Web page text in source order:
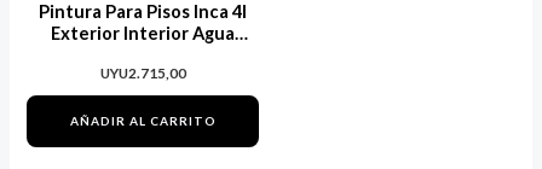
Pintura Para Pisos Inca 4l
Exterior Interior Agua
UYU2.715,00
AÑADIR AL CARRITO